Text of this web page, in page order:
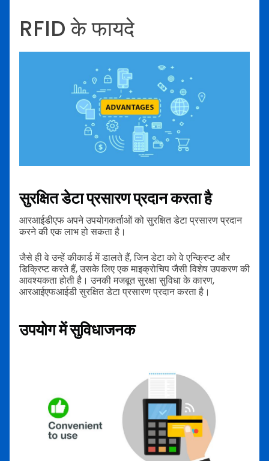
RFID के फायदे
सुरक्षित डेटा प्रसारण प्रदान करता है
आरआईडीएफ अपने उपयोगकर्ताओं को सुरक्षित डेटा प्रसारण प्रदान
करने की एक लाभ हो सकता है।
जैसे ही वे उन्हें कीकार्ड में डालते हैं, जिन डेटा को वे एन्क्रिप्ट और
डिक्रिप्ट करते हैं, उसके लिए एक माइक्रोचिप जैसी विशेष उपकरण की
आवश्यकता होती है। उनकी मजबूत सुरक्षा सुविधा के कारण,
आरआईएफआईडी सुरक्षित डेटा प्रसारण प्रदान करता है।
उपयोग में सुविधाजनक